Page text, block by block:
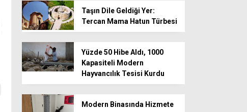
Taşın Dile Geldiği Yer:
Tercan Mama Hatun Türbesi
Yüzde 50 Hibe Aldı, 1000
Kapasiteli Modern
Hayvancılık Tesisi Kurdu
Modern Binasında Hizmete